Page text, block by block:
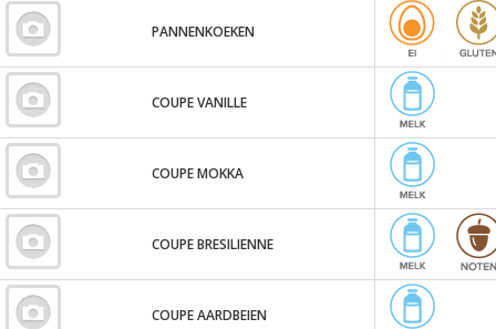
PANNENKOEKEN
COUPE VANILLE
COUPE MOKKA
COUPE BRESILIENNE
COUPE AARDBEIEN